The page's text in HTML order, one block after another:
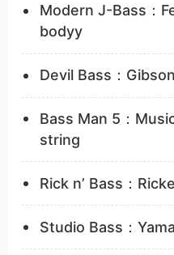
Modern J-Bass：
bodyy
Devil Bass：
Bass Man 5：
string
Rick n’ Bass：
Studio Bass：